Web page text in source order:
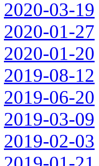
2020-03-19
2020-01-27
2020-01-20
2019-08-12
2019-06-20
2019-03-09
2019-02-03